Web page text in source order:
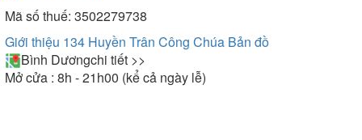
Mã số thuế: 3502279738
Giới thiệu 134 Huyền Trân Công Chúa Bản đồ
Bình Dươngchi tiết >>
Mở cửa : 8h - 21h00 (kể cả ngày lễ)